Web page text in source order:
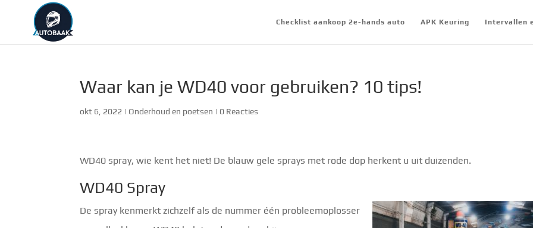
Checklist aankoop 2e-hands auto APK Keuring Intervallen
Waar kan je WD40 voor gebruiken? 10 tips!
okt 6, 2022 | Onderhoud en poetsen | 0 Reacties
WD40 spray, wie kent het niet! De blauw gele sprays met rode dop herkent u uit duizenden.
WD40 Spray
De spray kenmerkt zichzelf als de nummer één probleemoplosser